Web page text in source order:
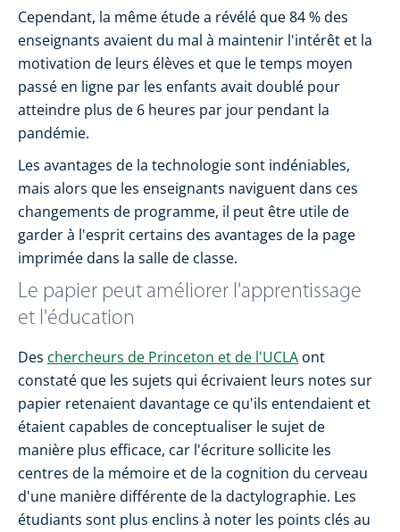
Cependant, la même étude a révélé que 84 % des
enseignants avaient du mal à maintenir l'intérêt et la
motivation de leurs élèves et que le temps moyen
passé en ligne par les enfants avait doublé pour
atteindre plus de 6 heures par jour pendant la
pandémie.
Les avantages de la technologie sont indéniables,
mais alors que les enseignants naviguent dans ces
changements de programme, il peut être utile de
garder à l'esprit certains des avantages de la page
imprimée dans la salle de classe.
Le papier peut améliorer l'apprentissage
et l'éducation
Des chercheurs de Princeton et de l'UCLA ont
constaté que les sujets qui écrivaient leurs notes sur
papier retenaient davantage ce qu'ils entendaient et
étaient capables de conceptualiser le sujet de
manière plus efficace, car l'écriture sollicite les
centres de la mémoire et de la cognition du cerveau
d'une manière différente de la dactylographie. Les
étudiants sont plus enclins à noter les points clés au